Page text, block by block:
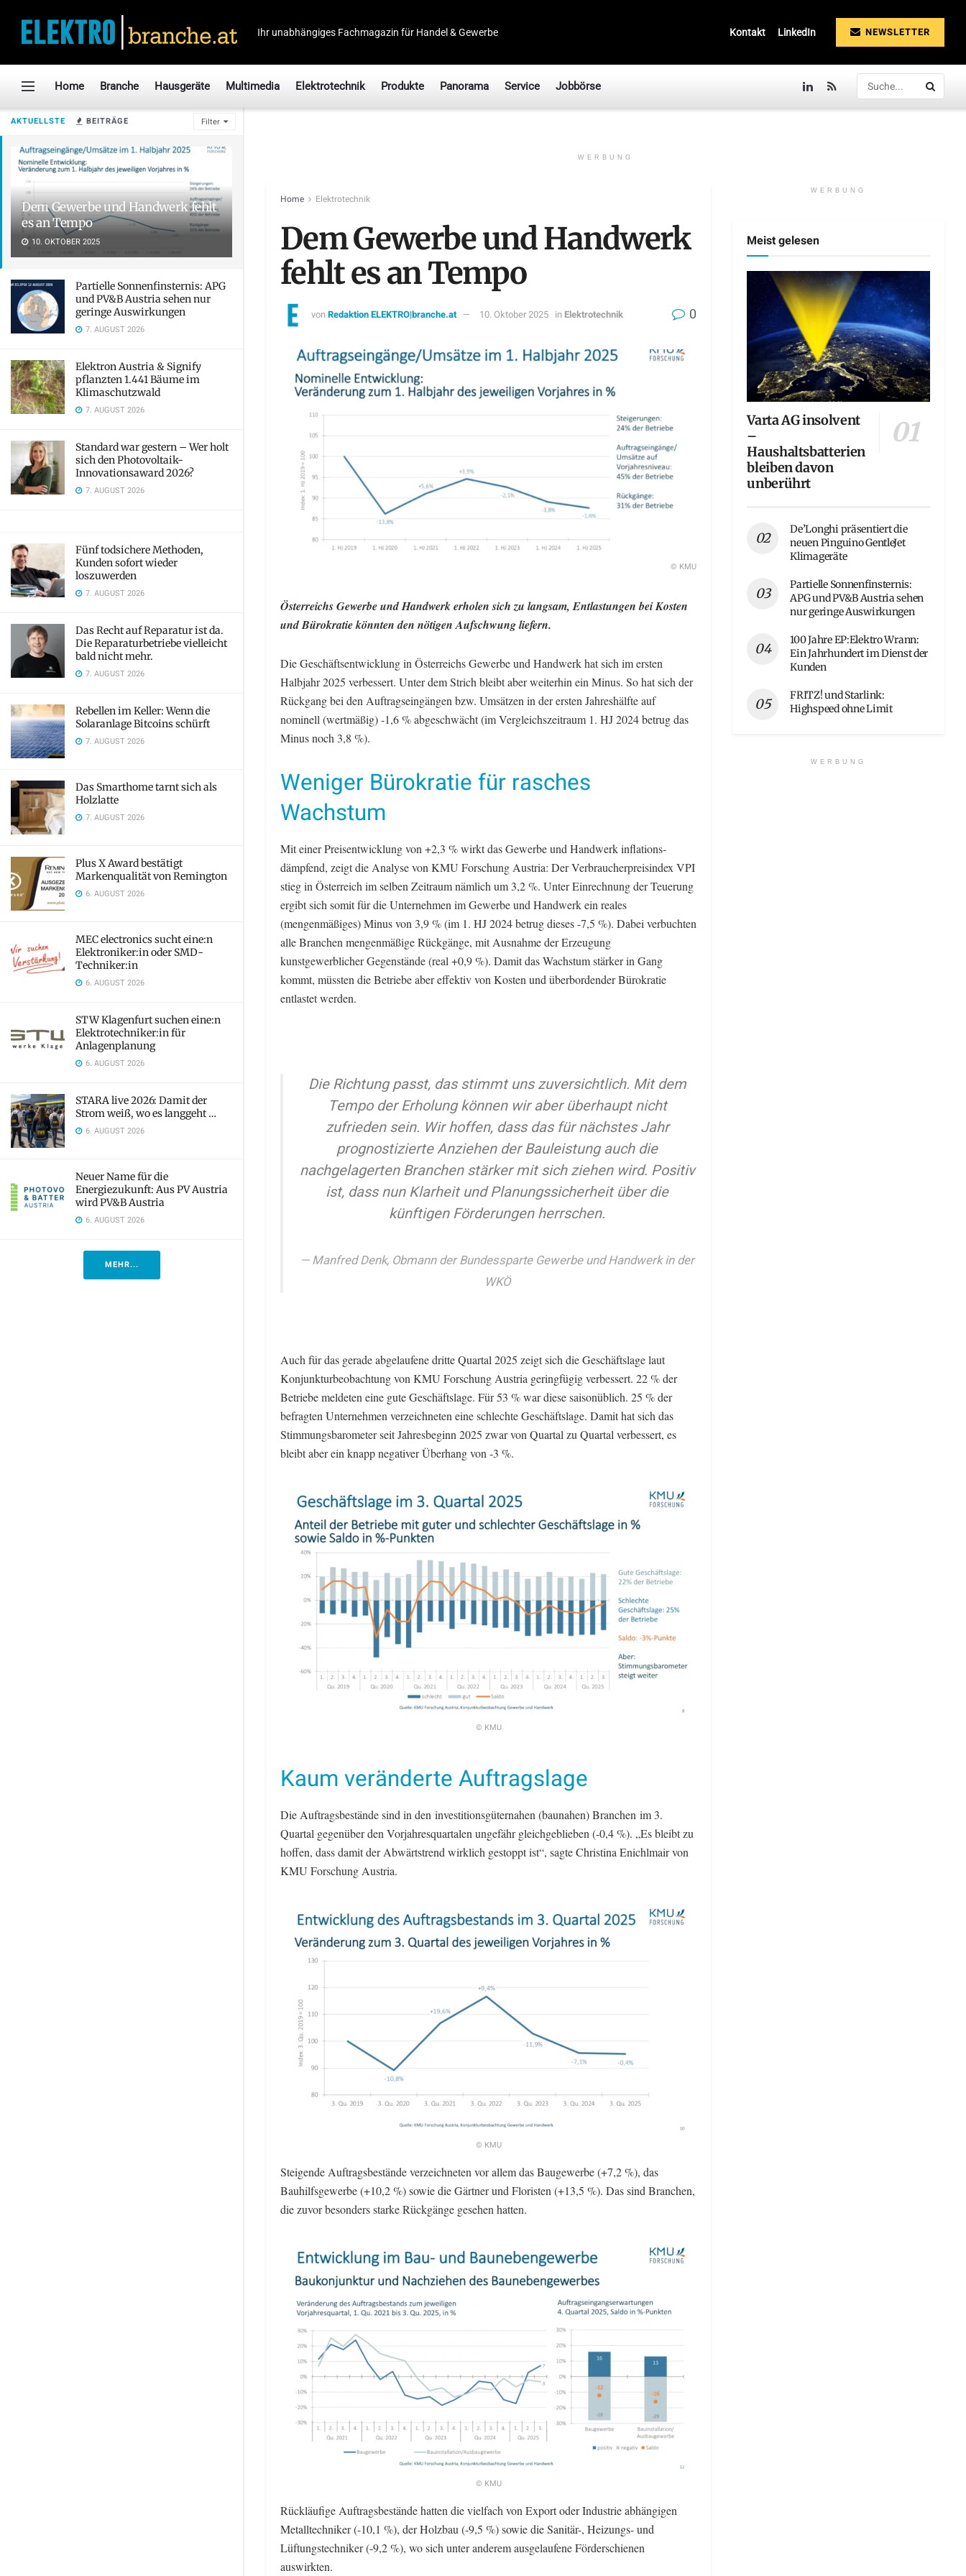
AKTUELLSTE BEITRÄGE Filter
Dem Gewerbe und Handwerk fehlt
es an Tempo
10. OKTOBER 2025
Partielle Sonnenfinsternis: APG
und PV&B Austria sehen nur
geringe Auswirkungen
7. AUGUST 2026
Elektron Austria & Signify
pflanzten 1.441 Bäume im
Klimaschutzwald
7. AUGUST 2026
Standard war gestern – Wer holt
sich den Photovoltaik-
Innovationsaward 2026?
7. AUGUST 2026
Fünf todsichere Methoden,
Kunden sofort wieder
loszuwerden
7. AUGUST 2026
Das Recht auf Reparatur ist da.
Die Reparaturbetriebe vielleicht
bald nicht mehr.
7. AUGUST 2026
Rebellen im Keller: Wenn die
Solaranlage Bitcoins schürft
7. AUGUST 2026
Das Smarthome tarnt sich als
Holzlatte
7. AUGUST 2026
Plus X Award bestätigt
Markenqualität von Remington
6. AUGUST 2026
MEC electronics sucht eine:n
Elektroniker:in oder SMD-
Techniker:in
6. AUGUST 2026
STW Klagenfurt suchen eine:n
Elektrotechniker:in für
Anlagenplanung
6. AUGUST 2026
STARA live 2026: Damit der
Strom weiß, wo es langgeht …
6. AUGUST 2026
Neuer Name für die
Energiezukunft: Aus PV Austria
wird PV&B Austria
6. AUGUST 2026
MEHR...
Ihr unabhängiges Fachmagazin für Handel & Gewerbe Kontakt LinkedIn NEWSLETTER
Home Branche Hausgeräte Multimedia Elektrotechnik Produkte Panorama Service Jobbörse
WERBUNG
Home Elektrotechnik
Dem Gewerbe und Handwerk
fehlt es an Tempo
vonRedaktion ELEKTRO|branche.at 10. Oktober 2025 in Elektrotechnik 0
© KMU
Österreichs Gewerbe und Handwerk erholen sich zu langsam, Entlastungen bei Kosten
und Bürokratie könnten den nötigen Aufschwung liefern.
Die Geschäftsentwicklung in Österreichs Gewerbe und Handwerk hat sich im ersten
Halbjahr 2025 verbessert. Unter dem Strich bleibt aber weiterhin ein Minus. So hat sich der
Rückgang bei den Auftragseingängen bzw. Umsätzen in der ersten Jahreshälfte auf
nominell (wertmäßig) -1,6 % abgeschwächt (im Vergleichszeitraum 1. HJ 2024 betrug das
Minus noch 3,8 %).
Weniger Bürokratie für rasches
Wachstum
Mit einer Preisentwicklung von +2,3 % wirkt das Gewerbe und Handwerk inflations­
dämpfend, zeigt die Analyse von KMU Forschung Austria: Der Verbraucherpreisindex VPI
stieg in Österreich im selben Zeitraum nämlich um 3,2 %. Unter Einrechnung der Teuerung
ergibt sich somit für die Unternehmen im Gewerbe und Handwerk ein reales
(mengenmäßiges) Minus von 3,9 % (im 1. HJ 2024 betrug dieses -7,5 %). Dabei verbuchten
alle Branchen mengenmäßige Rückgänge, mit Ausnahme der Erzeugung
kunstgewerblicher Gegenstände (real +0,9 %). Damit das Wachstum stärker in Gang
kommt, müssten die Betriebe aber effektiv von Kosten und überbordender Bürokratie
entlastet werden.
Die Richtung passt, das stimmt uns zuversichtlich. Mit dem
Tempo der Erholung können wir aber überhaupt nicht
zufrieden sein. Wir hoffen, dass das für nächstes Jahr
prognostizierte Anziehen der Bauleistung auch die
nachgelagerten Branchen stärker mit sich ziehen wird. Positiv
ist, dass nun Klarheit und Planungssicherheit über die
künftigen Förderungen herrschen.
Manfred Denk, Obmann der Bundessparte Gewerbe und Handwerk in der
WKÖ
Auch für das gerade abgelaufene dritte Quartal 2025 zeigt sich die Geschäftslage laut
Konjunkturbeobachtung von KMU Forschung Austria geringfügig verbessert. 22 % der
Betriebe meldeten eine gute Geschäftslage. Für 53 % war diese saisonüblich. 25 % der
befragten Unternehmen verzeichneten eine schlechte Geschäftslage. Damit hat sich das
Stimmungsbarometer seit Jahresbeginn 2025 zwar von Quartal zu Quartal verbessert, es
bleibt aber ein knapp negativer Überhang von -3 %.
© KMU
Kaum veränderte Auftragslage
Die Auftragsbestände sind in den investitionsgüternahen (baunahen) Branchen im 3.
Quartal gegenüber den Vorjahresquartalen ungefähr gleichgeblieben (-0,4 %). „Es bleibt zu
hoffen, dass damit der Abwärtstrend wirklich gestoppt ist“, sagte Christina Enichlmair von
KMU Forschung Austria.
© KMU
Steigende Auftragsbestände verzeichneten vor allem das Baugewerbe (+7,2 %), das
Bauhilfsgewerbe (+10,2 %) sowie die Gärtner und Floristen (+13,5 %). Das sind Branchen,
die zuvor besonders starke Rückgänge gesehen hatten.
© KMU
Rückläufige Auftragsbestände hatten die vielfach von Export oder Industrie abhängigen
Metalltechniker (-10,1 %), der Holzbau (-9,5 %) sowie die Sanitär-, Heizungs- und
Lüftungstechniker (-9,2 %), wo sich unter anderem ausgelaufene Förderschienen
auswirkten.
WERBUNG
Meist gelesen
Varta AG insolvent
–
Haushaltsbatterien
bleiben davon
unberührt
De’Longhi präsentiert die
neuen Pinguino GentleJet
Klimageräte
Partielle Sonnenfinsternis:
APG und PV&B Austria sehen
nur geringe Auswirkungen
100 Jahre EP:Elektro Wrann:
Ein Jahrhundert im Dienst der
Kunden
FRITZ! und Starlink:
Highspeed ohne Limit
WERBUNG